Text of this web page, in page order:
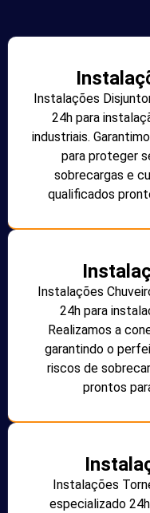
Instalações
24h para
industriais.
para proteger
sobrecargas e
qualificados
Instalações
24h para
Realizamos a
garantindo o
riscos de
prontos
Instalações
especializado